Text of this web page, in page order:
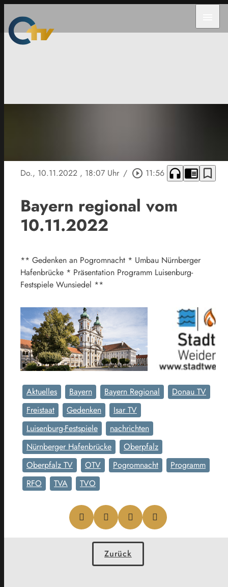
Do., 10.11.2022 , 18:07 Uhr / play_circle_outline 11:56 headphones chrome_reader_mode bookmark_border
Bayern regional vom
10.11.2022
** Gedenken an Pogromnacht * Umbau Nürnberger
Hafenbrücke * Präsentation Programm Luisenburg-
Festspiele Wunsiedel **
Aktuelles Bayern Bayern Regional
Donau TV
Freistaat
Gedenken
Isar TV
Luisenburg-Festspiele
nachrichten
Nürnberger Hafenbrücke
Oberpfalz
Oberpfalz TV
OTV Pogromnacht
Programm
RFO
TVA TVO
Zurück